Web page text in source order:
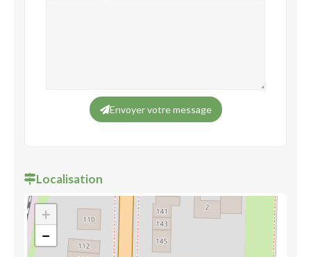
Envoyer votre message
Localisation
+
−